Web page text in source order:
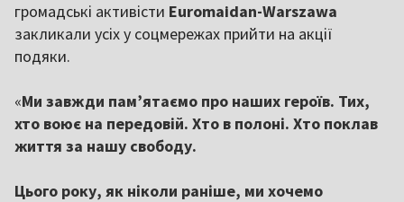
громадські активісти Euromaidan-Warszawa
закликали усіх у соцмережах прийти на акції
подяки.
«Ми завжди пам’ятаємо про наших героїв. Тих,
хто воює на передовій. Хто в полоні. Хто поклав
життя за нашу свободу.
Цього року, як ніколи раніше, ми хочемо